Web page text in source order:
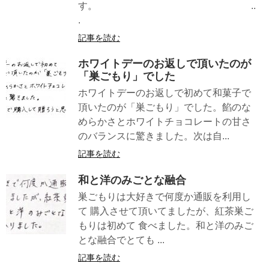
す。 ..
.
記事を読む
ホワイトデーのお返しで頂いたのが
「巣ごもり」でした
ホワイトデーのお返しで初めて和菓子で
頂いたのが「巣ごもり」でした。餡のな
めらかさとホワイトチョコレートの甘さ
のバランスに驚きました。次は自...
記事を読む
和と洋のみごとな融合
巣ごもりは大好きで何度か通販を利用し
て 購入させて頂いてましたが、紅茶巣ご
もりは初めて 食べました。和と洋のみご
とな融合でとても ...
記事を読む